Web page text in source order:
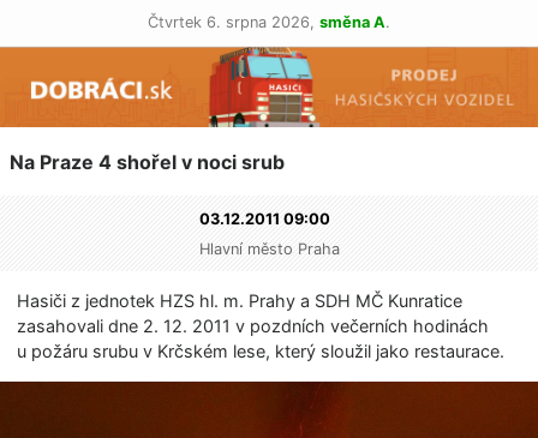
Čtvrtek 6. srpna 2026, směna A.
Na Praze 4 shořel v noci srub
03.12.2011 09:00
Hlavní město Praha
Hasiči z jednotek HZS hl. m. Prahy a SDH MČ Kunratice
zasahovali dne 2. 12. 2011 v pozdních večerních hodinách
u požáru srubu v Krčském lese, který sloužil jako restaurace.